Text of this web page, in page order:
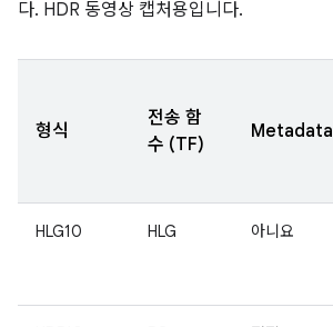
다. HDR 동영상 캡처용입니다.
형식
전송 함
수 (TF)
Metadata
HLG10 HLG 아니요